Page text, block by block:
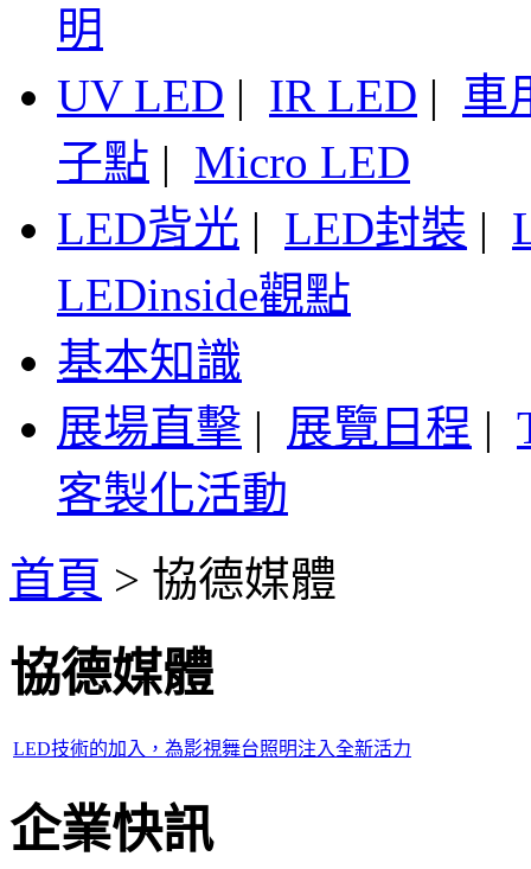
明
UV LED | IR LED | 車
子點 | Micro LED
LED背光 | LED封裝 |
LEDinside觀點
基本知識
展場直擊 | 展覽日程 |
客製化活動
首頁 > 協德媒體
協德媒體
LED技術的加入，為影視舞台照明注入全新活力
企業快訊